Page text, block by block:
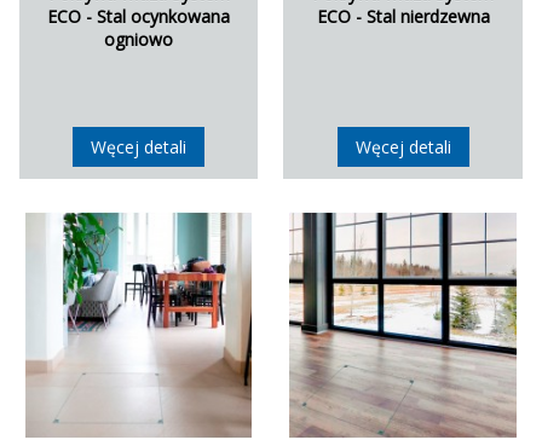
ECO - Stal ocynkowana
ogniowo
Węcej detali
ECO - Stal nierdzewna
Węcej detali